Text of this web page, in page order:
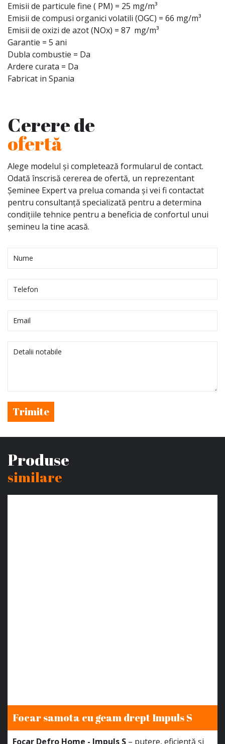
Emisii de particule fine ( PM) = 25 mg/m³
Emisii de compusi organici volatili (OGC) = 66 mg/m³
Emisii de oxizi de azot (NOx) = 87 mg/m³
Garantie = 5 ani
Dubla combustie = Da
Ardere curata = Da
Fabricat in Spania
Cerere de
ofertă
Alege modelul și completează formularul de contact.
Odată înscrisă cererea de ofertă, un reprezentant
Șeminee Expert va prelua comanda și vei fi contactat
pentru consultanță specializată pentru a determina
condițiile tehnice pentru a beneficia de confortul unui
șemineu la tine acasă.
Trimite
Produse
similare
Focar samota cu geam drept Impuls S
Focar Defro Home - Impuls S – putere, eficiență și